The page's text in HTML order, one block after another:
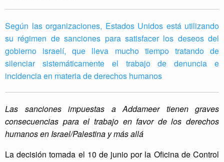
Según las organizaciones, Estados Unidos está utilizando
su régimen de sanciones para satisfacer los deseos del
gobierno israelí, que lleva mucho tiempo tratando de
silenciar sistemáticamente el trabajo de denuncia e
incidencia en materia de derechos humanos
Las sanciones impuestas a Addameer tienen graves
consecuencias para el trabajo en favor de los derechos
humanos en Israel/Palestina y más allá
La decisión tomada el 10 de junio por la Oficina de Control